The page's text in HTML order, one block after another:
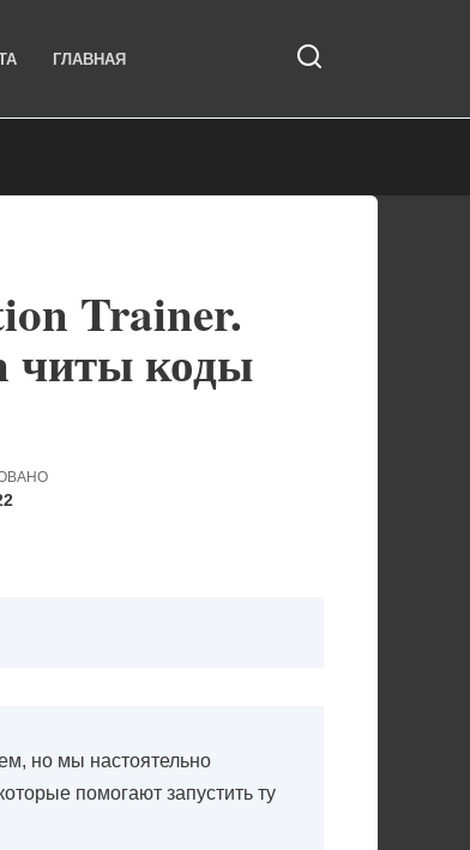
ГЛАВНАЯ
Trainer.
читы коды
но мы настоятельно
помогают запустить ту